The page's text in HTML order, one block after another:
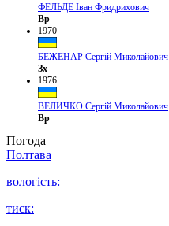
ФЕЛЬДЕ Іван Фридрихович
Вр
1970
БЕЖЕНАР Сергій Миколайович
Зх
1976
ВЕЛИЧКО Сергій Миколайович
Вр
Погода
Полтава
вологість:
тиск: